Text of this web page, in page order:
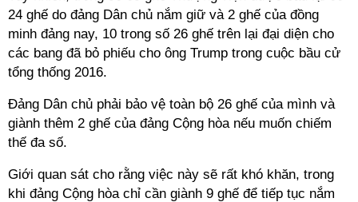
24 ghế do đảng Dân chủ nắm giữ và 2 ghế của đồng
minh đảng nay, 10 trong số 26 ghế trên lại đại diện cho
các bang đã bỏ phiếu cho ông Trump trong cuộc bầu cử
tổng thống 2016.
Đảng Dân chủ phải bảo vệ toàn bộ 26 ghế của mình và
giành thêm 2 ghế của đảng Cộng hòa nếu muốn chiếm
thế đa số.
Giới quan sát cho rằng việc này sẽ rất khó khăn, trong
khi đảng Cộng hòa chỉ cần giành 9 ghế để tiếp tục nắm